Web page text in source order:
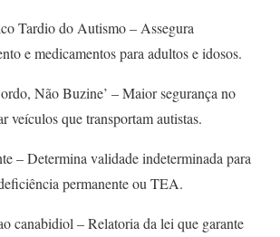
Tardio do Autismo – Assegura
e medicamentos para adultos e idosos.
Não Buzine’ – Maior segurança no
veículos que transportam autistas.
– Determina validade indeterminada para
permanente ou TEA.
canabidiol – Relatoria da lei que garante